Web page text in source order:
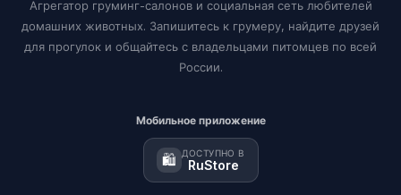
Агрегатор груминг-салонов и социальная сеть любителей
домашних животных. Запишитесь к грумеру, найдите друзей
для прогулок и общайтесь с владельцами питомцев по всей
России.
Мобильное приложение
🛍️ ДОСТУПНО В
RuStore